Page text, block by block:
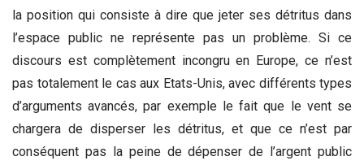
la position qui consiste à dire que jeter ses détritus dans
l’espace public ne représente pas un problème. Si ce
discours est complètement incongru en Europe, ce n’est
pas totalement le cas aux Etats-Unis, avec différents types
d’arguments avancés, par exemple le fait que le vent se
chargera de disperser les détritus, et que ce n’est par
conséquent pas la peine de dépenser de l’argent public